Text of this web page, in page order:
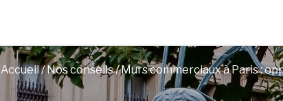
Accueil/Nos conseils/ Murs commerciaux à Paris :